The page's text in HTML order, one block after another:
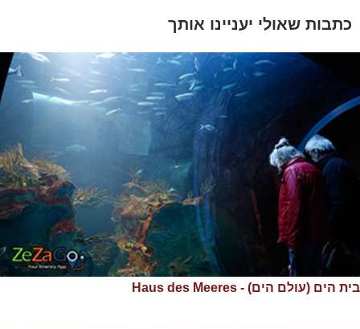
כתבות שאולי יעניינו אותך
בית הים (עולם הים) - Haus des Meeres